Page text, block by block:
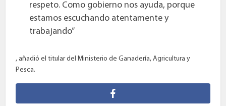
respeto. Como gobierno nos ayuda, porque
estamos escuchando atentamente y
trabajando”
, añadió el titular del Ministerio de Ganadería, Agricultura y
Pesca.